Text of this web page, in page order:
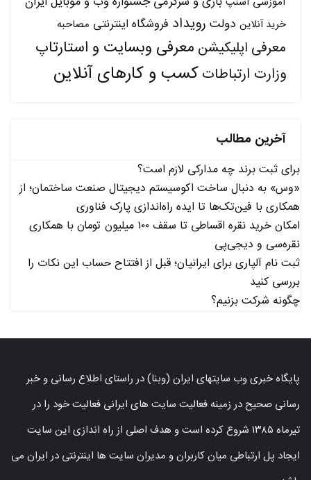
خرید آنلاین دولت رویداد فروشگاه اینترنتی مصاحبه
معرفی اپلیکیشن معرفی وبسایت و استارتاپ
وزارت ارتباطاتکسب و کارهای آنلاین
آخرین مطالب
برای ثبت برند چه مدارکی لازم است؟
«وس» به دنبال ساخت اکوسیستم دیجیتال صنعت ساختمان؛ از
همکاری با فین‌تک‌ها تا ایده راه‌اندازی پارک فناوری
امکان خرید نقره اقساطی تا سقف ۱۰۰ میلیون تومان با همکاری
نقره‌سی و دیجی‌پی
ثبت نام آلپاری برای ایرانیان؛ قبل از افتتاح حساب این نکات را
بررسی کنید
چگونه شرکت بزنیم؟
پایگاه خبری وب سایتهای ایران (وبنا) در راستای اطلاع رسانی و خبر
رسانی صحیح در زمینه فعالیت سایت های ایرانی فعالیت خود را در
تیرماه ۱۳۸۵ شروع کرده است و هدف اصلی از راه اندازی این سایت
ایجاد پل ارتباطی میان کاربران و مدیران سایت ها اینترنتی در ایران می